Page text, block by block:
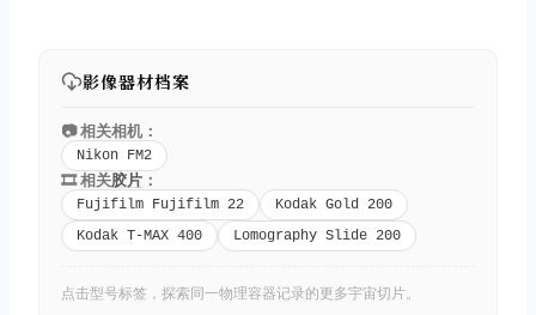
影像器材档案
📷 相关相机：
Nikon FM2
🎞️ 相关胶片 ：
Fujifilm Fujifilm 22
Kodak Gold 200
Kodak T-MAX 400
Lomography Slide 200
点击型号标签，探索同一物理容器记录的更多宇宙切片。